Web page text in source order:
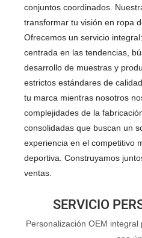
conjuntos coordinados.
transformar tu visión en ropa
Ofrecemos un servicio
centrada en las tendencias,
desarrollo de muestras y
estrictos estándares de
tu marca mientras nosotros
complejidades de la
consolidadas que buscan un
experiencia en el competitivo
deportiva. Construyamos
ventas.
SERVICIO
Personalización OEM